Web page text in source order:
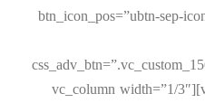
btn_icon_pos=”ubtn-sep-
0px !important;}”][/vc_column][vc_column width=”1/3″